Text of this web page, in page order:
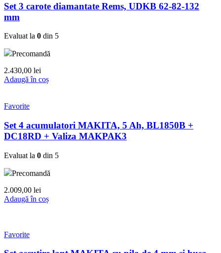
Set 3 carote diamantate Rems, UDKB 62-82-132
mm
Evaluat la 0 din 5
Precomandă
2.430,00 lei
Adaugă în coș
Favorite
Set 4 acumulatori MAKITA, 5 Ah, BL1850B +
DC18RD + Valiza MAKPAK3
Evaluat la 0 din 5
Precomandă
2.009,00 lei
Adaugă în coș
Favorite